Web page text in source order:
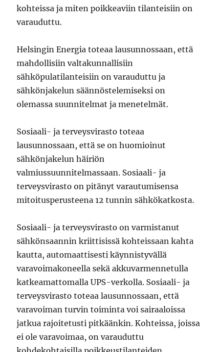
kohteissa ja miten poikkeaviin tilanteisiin on
varauduttu.
Helsingin Energia toteaa lausunnossaan, että
mahdollisiin valtakunnallisiin
sähköpulatilanteisiin on varauduttu ja
sähkönjakelun säännöstelemiseksi on
olemassa suunnitelmat ja menetelmät.
Sosiaali- ja terveysvirasto toteaa
lausunnossaan, että se on huomioinut
sähkönjakelun häiriön
valmiussuunnitelmassaan. Sosiaali- ja
terveysvirasto on pitänyt varautumisensa
mitoitusperusteena 12 tunnin sähkökatkosta.
Sosiaali- ja terveysvirasto on varmistanut
sähkönsaannin kriittisissä kohteissaan kahta
kautta, automaattisesti käynnistyvällä
varavoimakoneella sekä akkuvarmennetulla
katkeamattomalla UPS-verkolla. Sosiaali- ja
terveysvirasto toteaa lausunnossaan, että
varavoiman turvin toiminta voi sairaaloissa
jatkua rajoitetusti pitkäänkin. Kohteissa, joissa
ei ole varavoimaa, on varauduttu